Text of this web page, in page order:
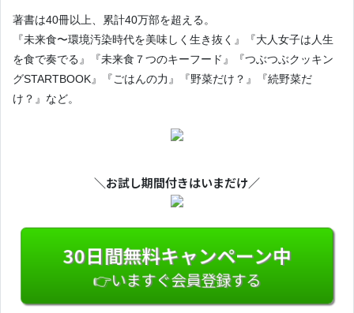
著書は40冊以上、累計40万部を超える。
『未来食〜環境汚染時代を美味しく生き抜く』『大人女子は人生
を食で奏でる』『未来食７つのキーフード』『つぶつぶクッキン
グSTARTBOOK』『ごはんの力』『野菜だけ？』『続野菜だ
け？』など。
＼お試し期間付きはいまだけ／
30日間無料キャンペーン中
👉いますぐ会員登録する